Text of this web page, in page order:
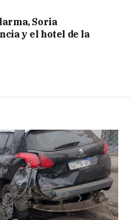
Soria
y el hotel de la